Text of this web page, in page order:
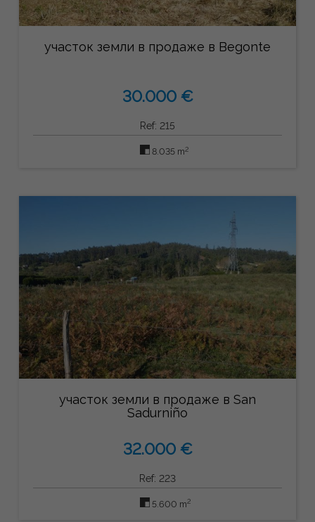
участок земли в продаже в Begonte
30.000 €
Ref: 215
8.035 m2
участок земли в продаже в San
Sadurniño
32.000 €
Ref: 223
5.600 m2